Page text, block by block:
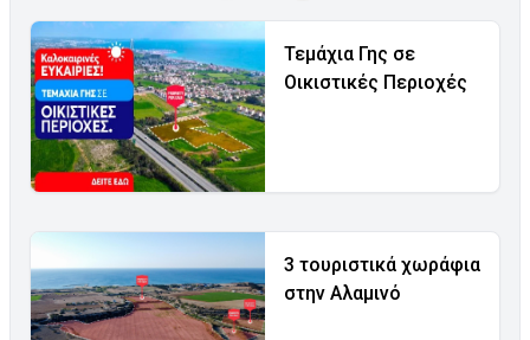
Τεμάχια Γης σε
Οικιστικές Περιοχές
3 τουριστικά χωράφια
στην Αλαμινό